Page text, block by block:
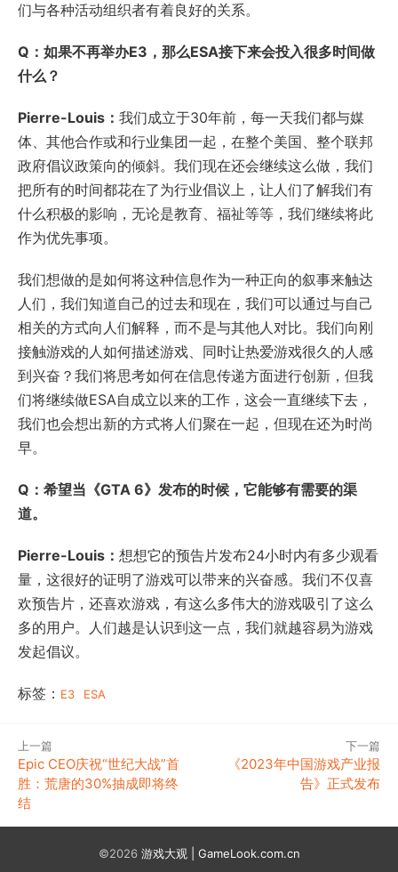
们与各种活动组织者有着良好的关系。
Q：如果不再举办E3，那么ESA接下来会投入很多时间做
什么？
Pierre-Louis： 我们成立于30年前，每一天我们都与媒
体、其他合作或和行业集团一起，在整个美国、整个联邦
政府倡议政策向的倾斜。我们现在还会继续这么做，我们
把所有的时间都花在了为行业倡议上，让人们了解我们有
什么积极的影响，无论是教育、福祉等等，我们继续将此
作为优先事项。
我们想做的是如何将这种信息作为一种正向的叙事来触达
人们，我们知道自己的过去和现在，我们可以通过与自己
相关的方式向人们解释，而不是与其他人对比。我们向刚
接触游戏的人如何描述游戏、同时让热爱游戏很久的人感
到兴奋？我们将思考如何在信息传递方面进行创新，但我
们将继续做ESA自成立以来的工作，这会一直继续下去，
我们也会想出新的方式将人们聚在一起，但现在还为时尚
早。
Q：希望当《GTA 6》发布的时候，它能够有需要的渠
道。
Pierre-Louis： 想想它的预告片发布24小时内有多少观看
量，这很好的证明了游戏可以带来的兴奋感。我们不仅喜
欢预告片，还喜欢游戏，有这么多伟大的游戏吸引了这么
多的用户。人们越是认识到这一点，我们就越容易为游戏
发起倡议。
标签： E3 ESA
上一篇
Epic CEO庆祝“世纪大战”首
胜：荒唐的30%抽成即将终
结
下一篇
《2023年中国游戏产业报
告》正式发布
©2026 游戏大观 | GameLook.com.cn